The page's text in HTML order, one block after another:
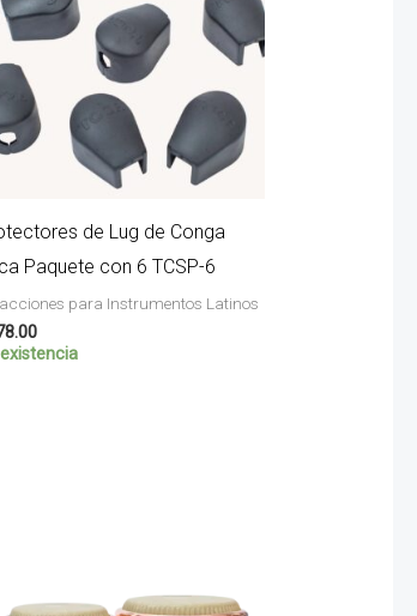
de Lug de Conga
Paquete con 6 TCSP-6
para Instrumentos Latinos